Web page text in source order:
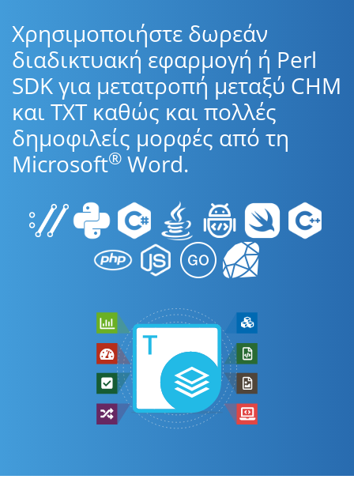
Χρησιμοποιήστε δωρεάν
διαδικτυακή εφαρμογή ή Perl
SDK για μετατροπή μεταξύ CHM
και TXT καθώς και πολλές
δημοφιλείς μορφές από τη
Microsoft® Word.